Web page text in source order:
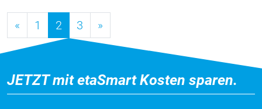
« 1 2 3 »
JETZT mit etaSmart Kosten sparen.